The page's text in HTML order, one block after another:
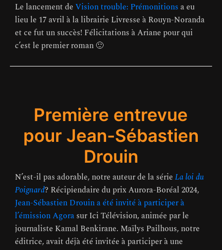
Le lancement de Vision trouble: Prémonitions a eu
lieu le 17 avril à la librairie Livresse à Rouyn-Noranda
et ce fut un succès! Félicitations à Ariane pour qui
c’est le premier roman 🙂
Première entrevue
pour Jean-Sébastien
Drouin
N’est-il pas adorable, notre auteur de la série La loi du
Poignard? Récipiendaire du prix Aurora-Boréal 2024,
Jean-Sébastien Drouin a été invité à participer à
l’émission Agora sur Ici Télévision, animée par le
journaliste Kamal Benkirane. Maïlys Pailhous, notre
éditrice, avait déjà été invitée à participer à une